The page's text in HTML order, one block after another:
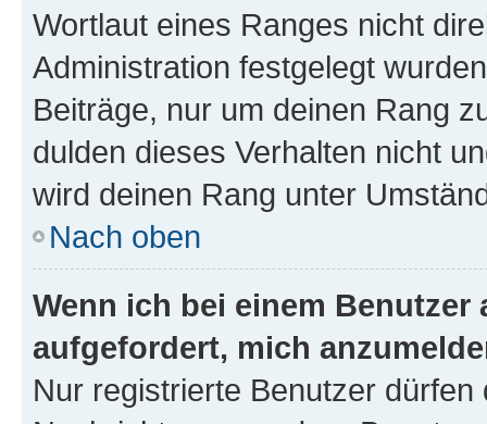
Wortlaut eines Ranges nicht
Administration festgelegt
Beiträge, nur um deinen Rang
dulden dieses Verhalten nicht
wird deinen Rang unter
Nach oben
Wenn ich bei einem
aufgefordert, mich
Nur registrierte Benutzer